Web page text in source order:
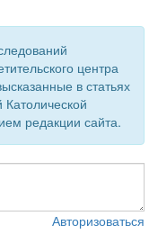
центра
в статьях
редакции сайта.
Авторизоваться